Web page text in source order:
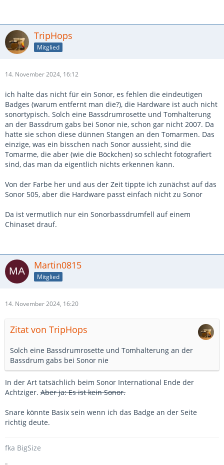
TripHops
Mitglied
14. November 2024, 16:12
ich halte das nicht für ein Sonor, es fehlen die eindeutigen
Badges (warum entfernt man die?), die Hardware ist auch nicht
sonortypisch. Solch eine Bassdrumrosette und Tomhalterung
an der Bassdrum gabs bei Sonor nie, schon gar nicht 2007. Da
hatte sie schon diese dünnen Stangen an den Tomarmen. Das
einzige, was ein bisschen nach Sonor aussieht, sind die
Tomarme, die aber (wie die Böckchen) so schlecht fotografiert
sind, das man da eigentlich nichts erkennen kann.
Von der Farbe her und aus der Zeit tippte ich zunächst auf das
Sonor 505, aber die Hardware passt einfach nicht zu Sonor
Da ist vermutlich nur ein Sonorbassdrumfell auf einem
Chinaset drauf.
Martin0815
Mitglied
14. November 2024, 16:20
Zitat von TripHops
Solch eine Bassdrumrosette und Tomhalterung an der
Bassdrum gabs bei Sonor nie
In der Art tatsächlich beim Sonor International Ende der
Achtziger. Aber ja: Es ist kein Sonor.
Snare könnte Basix sein wenn ich das Badge an der Seite
richtig deute.
fka BigSize